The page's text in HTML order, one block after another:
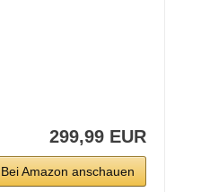
299,99 EUR
Bei Amazon anschauen